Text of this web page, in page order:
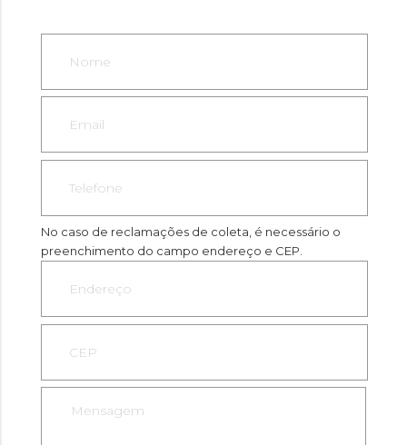
No caso de reclamações de coleta, é necessário o
preenchimento do campo endereço e CEP.